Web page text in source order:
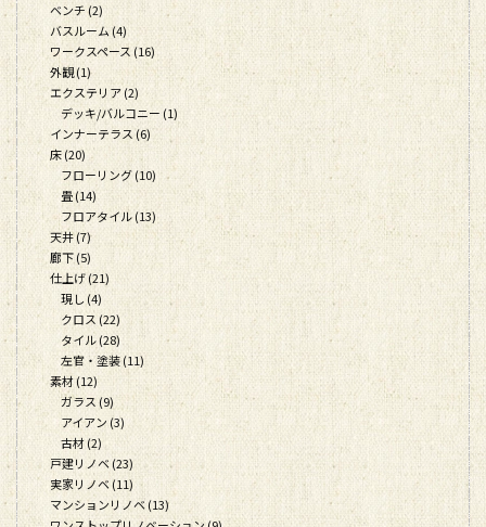
ベンチ (2)
バスルーム (4)
ワークスペース (16)
外観 (1)
エクステリア (2)
デッキ/バルコニー (1)
インナーテラス (6)
床 (20)
フローリング (10)
畳 (14)
フロアタイル (13)
天井 (7)
廊下 (5)
仕上げ (21)
現し (4)
クロス (22)
タイル (28)
左官・塗装 (11)
素材 (12)
ガラス (9)
アイアン (3)
古材 (2)
戸建リノベ (23)
実家リノベ (11)
マンションリノベ (13)